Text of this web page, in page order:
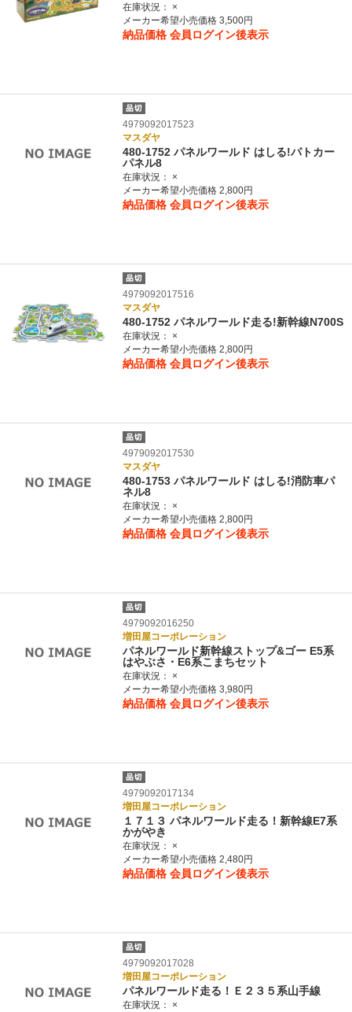
在庫状況：
×
メーカー希望小売価格 3,500円
納品価格 会員ログイン後表示
4979092017523
マスダヤ
480-1752 パネルワールド はしる!パトカー
パネル8
在庫状況：
×
メーカー希望小売価格 2,800円
納品価格 会員ログイン後表示
4979092017516
マスダヤ
480-1752 パネルワールド走る!新幹線N700S
在庫状況：
×
メーカー希望小売価格 2,800円
納品価格 会員ログイン後表示
4979092017530
マスダヤ
480-1753 パネルワールド はしる!消防車パ
ネル8
在庫状況：
×
メーカー希望小売価格 2,800円
納品価格 会員ログイン後表示
4979092016250
増田屋コーポレーション
パネルワールド新幹線ストップ&ゴー E5系
はやぶさ・E6系こまちセット
在庫状況：
×
メーカー希望小売価格 3,980円
納品価格 会員ログイン後表示
4979092017134
増田屋コーポレーション
１７１３ パネルワールド走る！新幹線E7系
かがやき
在庫状況：
×
メーカー希望小売価格 2,480円
納品価格 会員ログイン後表示
4979092017028
増田屋コーポレーション
パネルワールド走る！Ｅ２３５系山手線
在庫状況：
×